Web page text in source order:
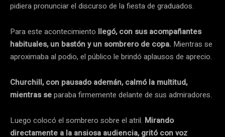
pidiera pronunciar el discurso de la fiesta de graduados.
Para este acontecimiento llegó, con sus acompañantes
habituales, un bastón y un sombrero de copa. Mientras se
aproximaba al podio, el público le brindó aplausos de aprecio.
Churchill, con pausado ademán, calmó la multitud,
mientras separaba firmemente delante de sus admiradores.
Luego colocó el sombrero sobre el atril. Mirando
directamente a la ansiosa audiencia, gritó con voz